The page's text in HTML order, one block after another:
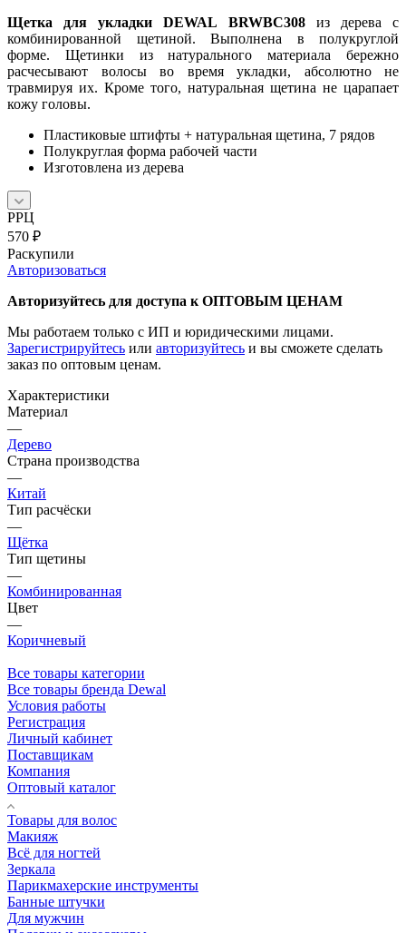
Щетка для укладки DEWAL BRWBC308из дерева с
комбинированной щетиной. Выполнена в полукруглой
форме. Щетинки из натурального материала бережно
расчесывают волосы во время укладки, абсолютно не
травмируя их. Кроме того, натуральная щетина не царапает
кожу головы.
Пластиковые штифты + натуральная щетина, 7 рядов
Полукруглая форма рабочей части
Изготовлена из дерева
РРЦ
570 ₽
Раскупили
Авторизоваться
Авторизуйтесь для доступа к ОПТОВЫМ ЦЕНАМ
Мы работаем только с ИП и юридическими лицами.
Зарегистрируйтесь или авторизуйтесь и вы сможете сделать
заказ по оптовым ценам.
Характеристики
Материал
—
Дерево
Страна производства
—
Китай
Тип расчёски
—
Щётка
Тип щетины
—
Комбинированная
Цвет
—
Коричневый
Все товары категории
Все товары бренда Dewal
Условия работы
Регистрация
Личный кабинет
Поставщикам
Компания
Оптовый каталог
Товары для волос
Макияж
Всё для ногтей
Зеркала
Парикмахерские инструменты
Банные штучки
Для мужчин